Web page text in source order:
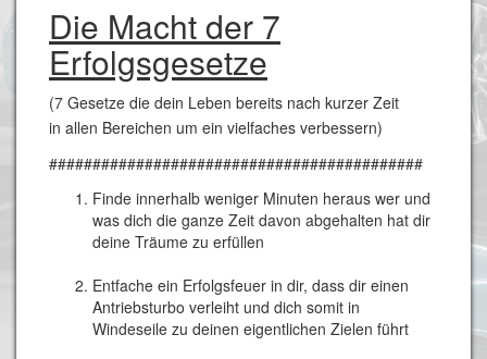
Die Macht der 7
Erfolgsgesetze
(7 Gesetze die dein Leben bereits nach kurzer Zeit
in allen Bereichen um ein vielfaches verbessern)
###########################################
Finde innerhalb weniger Minuten heraus wer und
was dich die ganze Zeit davon abgehalten hat dir
deine Träume zu erfüllen
Entfache ein Erfolgsfeuer in dir, dass dir einen
Antriebsturbo verleiht und dich somit in
Windeseile zu deinen eigentlichen Zielen führt